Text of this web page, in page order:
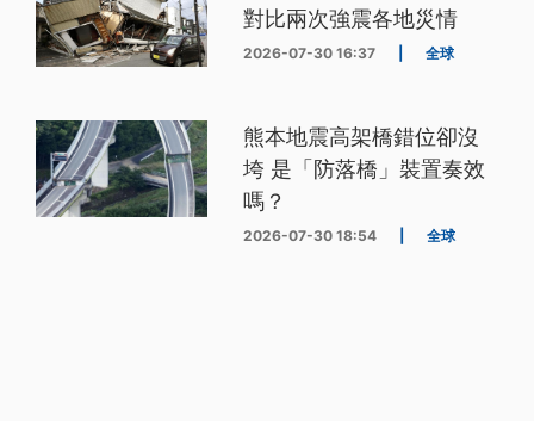
對比兩次強震各地災情
2026-07-30 16:37 全球
熊本地震高架橋錯位卻沒
垮 是「防落橋」裝置奏效
嗎？
2026-07-30 18:54 全球